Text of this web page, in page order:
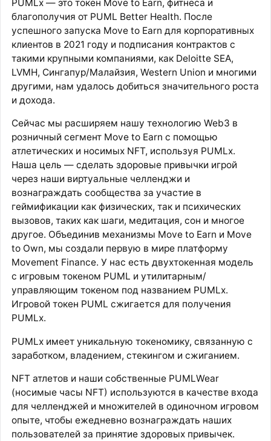
PUMLx — это токен Move to Earn, фитнеса и
благополучия от PUML Better Health. После
успешного запуска Move to Earn для корпоративных
клиентов в 2021 году и подписания контрактов с
такими крупными компаниями, как Deloitte SEA,
LVMH, Сингапур/Малайзия, Western Union и многими
другими, нам удалось добиться значительного роста
и дохода.
Сейчас мы расширяем нашу технологию Web3 в
розничный сегмент Move to Earn с помощью
атлетических и носимых NFT, используя PUMLx.
Наша цель — сделать здоровые привычки игрой
через наши виртуальные челленджи и
вознаграждать сообщества за участие в
геймификации как физических, так и психических
вызовов, таких как шаги, медитация, сон и многое
другое. Объединив механизмы Move to Earn и Move
to Own, мы создали первую в мире платформу
Movement Finance. У нас есть двухтокенная модель
с игровым токеном PUML и утилитарным/
управляющим токеном под названием PUMLx.
Игровой токен PUML сжигается для получения
PUMLx.
PUMLx имеет уникальную токеномику, связанную с
заработком, владением, стекингом и сжиганием.
NFT атлетов и наши собственные PUMLWear
(носимые часы NFT) используются в качестве входа
для челленджей и множителей в одиночном игровом
опыте, чтобы ежедневно вознаграждать наших
пользователей за принятие здоровых привычек.